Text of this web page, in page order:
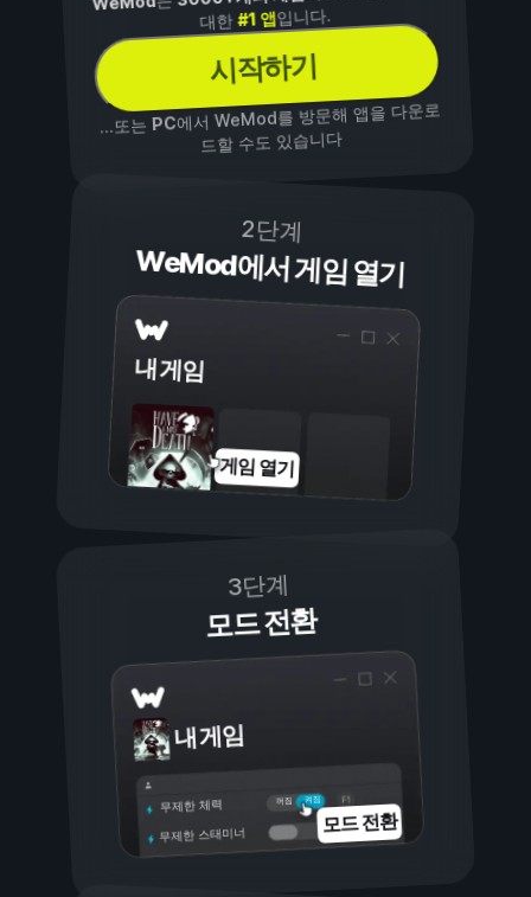
대한#1 앱입니다.
시작하기
...또는PC에서 WeMod를 방문해 앱을 다운로
드할 수도 있습니다
2단계
WeMod에서 게임 열기
내 게임
게임 열기
3단계
모드 전환
내 게임
켜짐
꺼짐
무제한 체력
무제한 스태미너 모드 전환